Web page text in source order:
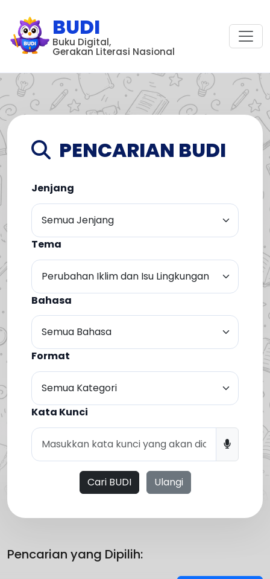
BUDI
Buku Digital,
Gerakan Literasi Nasional
PENCARIAN BUDI
Jenjang
Tema
Bahasa
Format
Kata Kunci
Cari BUDI Ulangi
Pencarian yang Dipilih: